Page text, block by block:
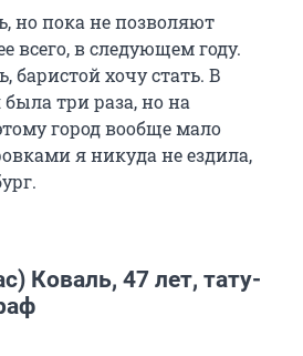
но пока не позволяют
всего, в следующем году.
баристой хочу стать. В
три раза, но на
город вообще мало
я никуда не ездила,
Коваль, 47 лет, тату-